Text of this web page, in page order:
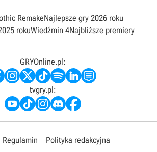
RemakeNajlepsze gry 2026 roku
rokuWiedźmin 4Najbliższe premiery
GRYOnline.pl:
tvgry.pl:
Regulamin
Polityka redakcyjna